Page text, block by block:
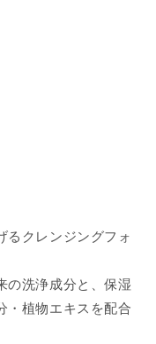
るクレンジングフォ
の洗浄成分と、保湿
・植物エキスを配合